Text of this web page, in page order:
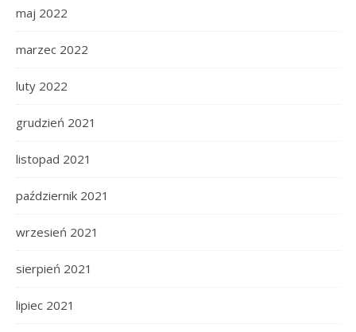
maj 2022
marzec 2022
luty 2022
grudzień 2021
listopad 2021
październik 2021
wrzesień 2021
sierpień 2021
lipiec 2021